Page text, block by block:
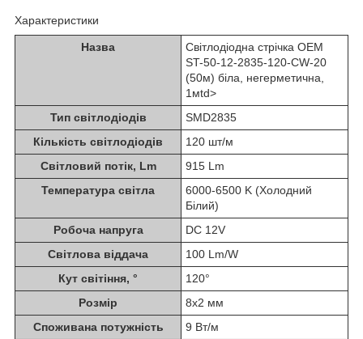
Характеристики
Назва
Світлодіодна стрічка OEM
ST-50-12-2835-120-CW-20
(50м) біла, негерметична,
1мtd>
Тип світлодіодів
SMD2835
Кількість світлодіодів
120 шт/м
Світловий потік, Lm
915 Lm
Температура світла
6000-6500 K (Холодний
Білий)
Робоча напруга
DC 12V
Світлова віддача
100 Lm/W
Кут світіння, °
120°
Розмір
8х2 мм
Споживана потужність
9 Вт/м